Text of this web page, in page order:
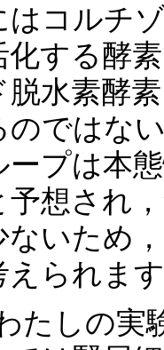
はコルチ
化する酵
脱水素酵
のではな
ープは本
予想され
ないため
えられま
たしの実